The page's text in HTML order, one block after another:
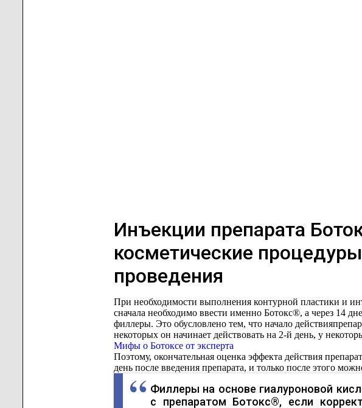
Инъекции препарата
косметические
проведения
При необходимости выполнения контурной пластики и
сначала необходимо ввести именно Ботокс®, а через 14
филлеры. Это обусловлено тем, что начало
некоторых он начинает действовать на 2-й день, у
Мифы о Ботоксе от эксперта
Поэтому, окончательная оценка эффекта действия
день после введения препарата, и только после этого
Филлеры на основе гиалуроновой
с препаратом Ботокс®, если